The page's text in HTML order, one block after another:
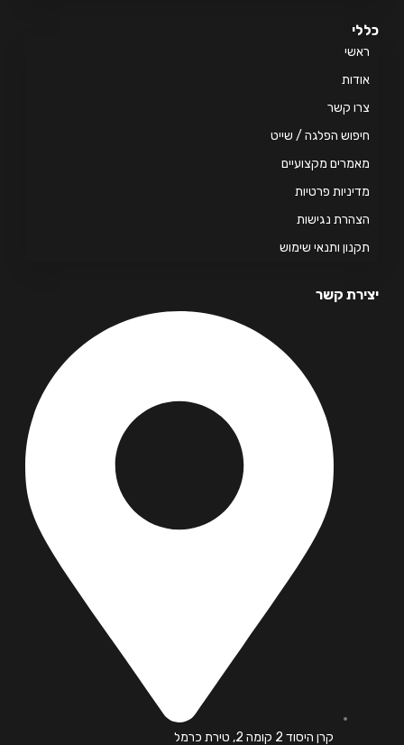
קשר
הפלגה / שייט
מקצועיים
פרטיות
נגישות
ותנאי שימוש
קשר
קרן היסוד 2 קומה 2, טירת כרמל